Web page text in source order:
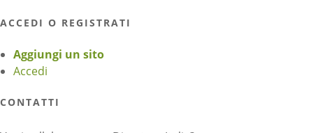
ACCEDI O REGISTRATI
Aggiungi un sito
Accedi
CONTATTI